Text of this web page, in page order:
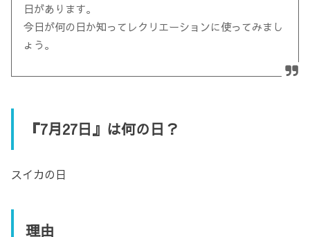
日があります。
今日が何の日か知ってレクリエーションに使ってみまし
ょう。
『7月27日』は何の日？
スイカの日
理由